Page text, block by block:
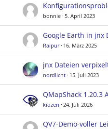
bonnie 5. April 2023
Google Earth in jnx
Raipur 16. März 2025
nordlicht 15. Juli 2023
kiozen 24. Juli 2026
QV7-Demo-voller